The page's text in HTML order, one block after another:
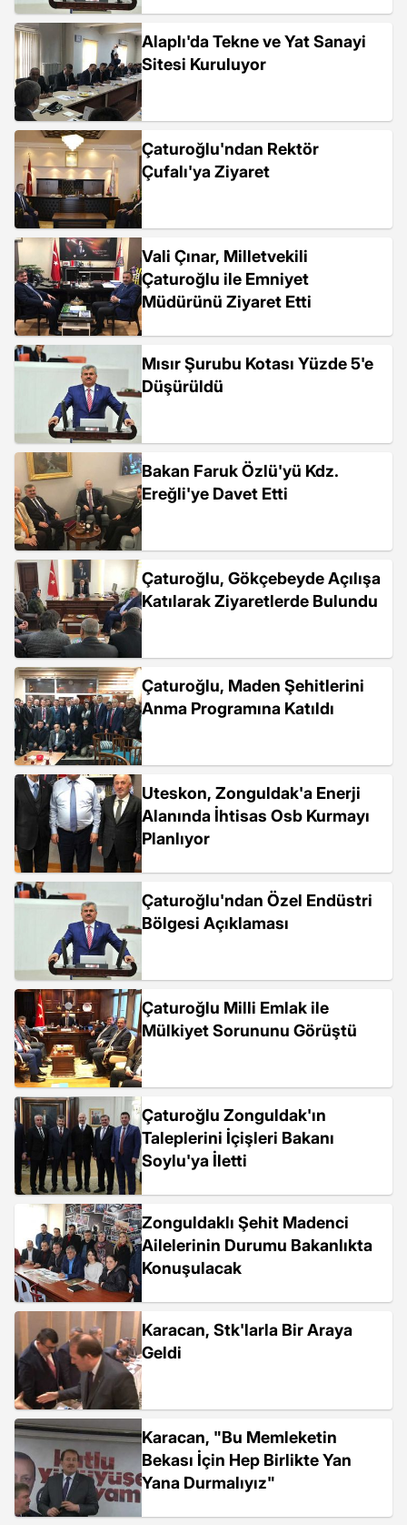
Alaplı'da Tekne ve Yat Sanayi
Sitesi Kuruluyor
Çaturoğlu'ndan Rektör
Çufalı'ya Ziyaret
Vali Çınar, Milletvekili
Çaturoğlu ile Emniyet
Müdürünü Ziyaret Etti
Mısır Şurubu Kotası Yüzde 5'e
Düşürüldü
Bakan Faruk Özlü'yü Kdz.
Ereğli'ye Davet Etti
Çaturoğlu, Gökçebeyde Açılışa
Katılarak Ziyaretlerde Bulundu
Çaturoğlu, Maden Şehitlerini
Anma Programına Katıldı
Uteskon, Zonguldak'a Enerji
Alanında İhtisas Osb Kurmayı
Planlıyor
Çaturoğlu'ndan Özel Endüstri
Bölgesi Açıklaması
Çaturoğlu Milli Emlak ile
Mülkiyet Sorununu Görüştü
Çaturoğlu Zonguldak'ın
Taleplerini İçişleri Bakanı
Soylu'ya İletti
Zonguldaklı Şehit Madenci
Ailelerinin Durumu Bakanlıkta
Konuşulacak
Karacan, Stk'larla Bir Araya
Geldi
Karacan, "Bu Memleketin
Bekası İçin Hep Birlikte Yan
Yana Durmalıyız"